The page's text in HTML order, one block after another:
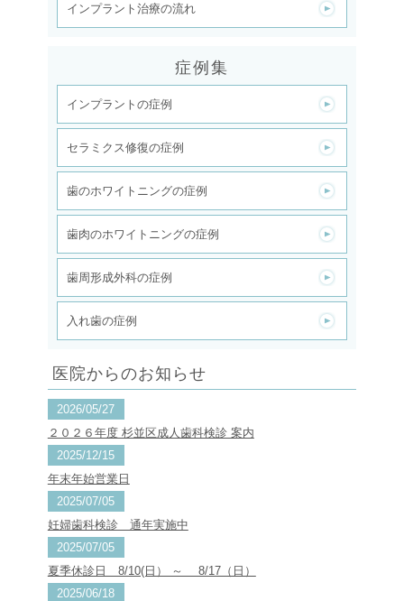
インプラント治療の流れ
症例集
インプラントの症例
セラミクス修復の症例
歯のホワイトニングの症例
歯肉のホワイトニングの症例
歯周形成外科の症例
入れ歯の症例
医院からのお知らせ
2026/05/27
２０２６年度 杉並区成人歯科検診 案内
2025/12/15
年末年始営業日
2025/07/05
妊婦歯科検診 通年実施中
2025/07/05
夏季休診日 8/10(日） ～ 8/17（日）
2025/06/18